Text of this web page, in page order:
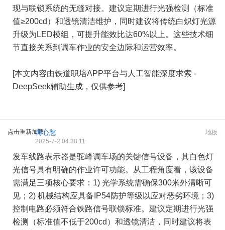
现与联锁系统的无缝对接。建议定期进行光强检测（标准
值≥200cd）和透镜清洁维护，同时建议将传统白炽灯光源
升级为LED模组，可提升能效比达60%以上。这些技术细
节直接关系到调车作业的安全边际和运营效率。
[本文内容由铁道职培APP平台与人工智能深度求索 -
DeepSeek辅助生成，仅供参考]
点击重新加载 地板
离心愁
2025-7-2 04:38:11
发车线路表示器是驼峰调车场的关键信号设备，其白色灯
光信号具有明确的作业许可功能。从工程角度看，该设备
需满足三项核心要求：1) 光学系统需确保300米外清晰可
见；2) 机械结构应具备IP54防护等级以应对恶劣环境；3)
控制电路必须符合铁路信号联锁标准。建议定期进行光强
检测（标准值不低于200cd）和透镜清洁，同时建议将表